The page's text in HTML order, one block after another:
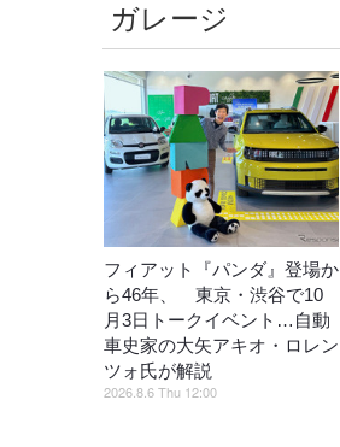
ガレージ
フィアット『パンダ』登場か
ら46年、 東京・渋谷で10
月3日トークイベント…自動
車史家の大矢アキオ・ロレン
ツォ氏が解説
2026.8.6 Thu 12:00